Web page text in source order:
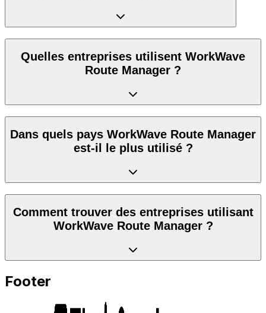
Quelles entreprises utilisent WorkWave
Route Manager ?
Dans quels pays WorkWave Route Manager
est-il le plus utilisé ?
Comment trouver des entreprises utilisant
WorkWave Route Manager ?
Footer